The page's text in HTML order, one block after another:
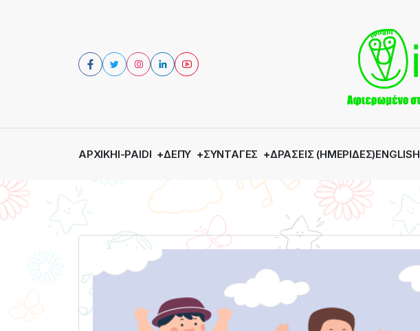
ΑΡΧΙΚΉI-PAIDI ΔΕΠΥ ΣΥΝΤΑΓΈΣ ΔΡΆΣΕΙΣ (ΗΜΕΡΊΔΕΣ)ENGLISH